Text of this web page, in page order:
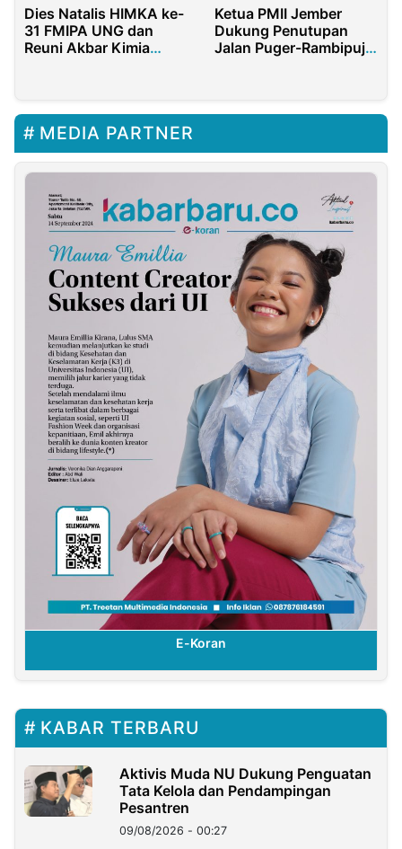
Dies Natalis HIMKA ke-
31 FMIPA UNG dan
Reuni Akbar Kimia
Ketua PMII Jember
Dukung Penutupan
Jalan Puger-Rambipuji:
MEDIA PARTNER
E-Koran
KABAR TERBARU
Aktivis Muda NU Dukung Penguatan
Tata Kelola dan Pendampingan
Pesantren
09/08/2026 - 00:27